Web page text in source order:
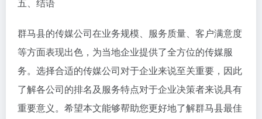
五、结语
群马县的传媒公司在业务规模、服务质量、客户满意度
等方面表现出色，为当地企业提供了全方位的传媒服
务。选择合适的传媒公司对于企业来说至关重要，因此
了解各公司的排名及服务特点对于企业决策者来说具有
重要意义。希望本文能够帮助您更好地了解群马县最佳